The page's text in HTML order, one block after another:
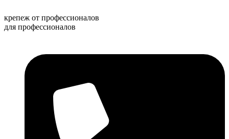
к
содержимому
крепеж от профессионалов
для профессионалов